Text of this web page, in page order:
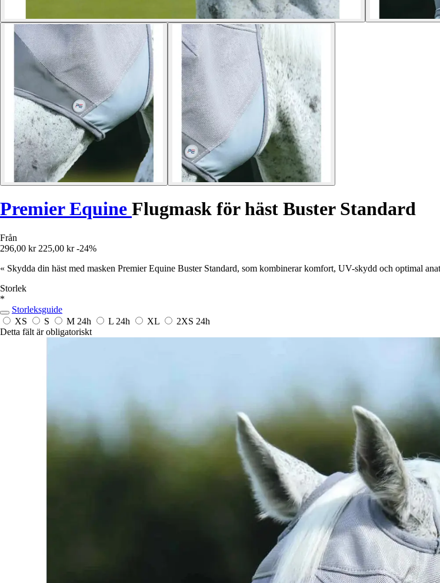
Premier Equine Flugmask för häst Buster Standard
Från
296,00 kr 225,00 kr -24%
« Skydda din häst med masken Premier Equine Buster Standard, som kombinerar komfort, UV-skydd och optimal
Storlek
*
Storleksguide
XS
S M 24h L 24h XL 2XS 24h
Detta fält är obligatoriskt